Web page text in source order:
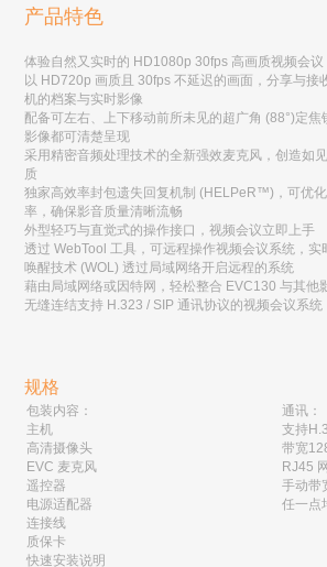
产品特色
体验自然又实时的 HD1080p 30fps 高画质视频会议
以 HD720p 画质且 30fps 不延迟的画面，分享与接
机的档案与实时影像
配备可左右、上下移动前所未见的超广角 (88°)定
影像都可清楚呈现
采用精密音频处理技术的全新强效麦克风，创造如
质
独家高效率封包遗失回复机制 (HELPeR™)，可优
率，确保影音质量清晰流畅
外型轻巧与直觉式的操作接口，视频会议立即上手
透过 WebTool 工具，可远程操作视频会议系统，实
唤醒技术 (WOL) 透过局域网络开启远程的系统
藉由局域网络或因特网，轻松整合 EVC130 与其他
无缝连结支持 H.323 / SIP 通讯协议的视频会议系统
规格
包装内容：
主机
高清摄像头
EVC 麦克风
遥控器
电源适配器
连接线
质保卡
快速安装说明
通讯：
支持
带宽
RJ45
手动带
任一点